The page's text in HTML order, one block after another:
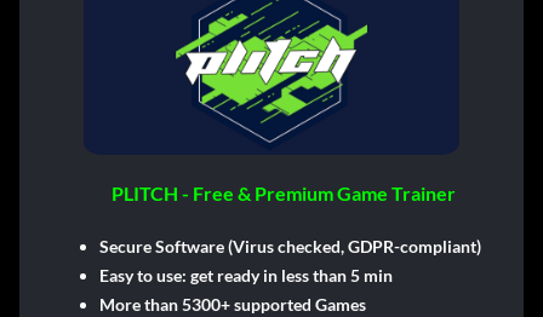
PLITCH - Free & Premium Game Trainer
Secure Software (Virus checked, GDPR-compliant)
Easy to use: get ready in less than 5 min
More than 5300+ supported Games